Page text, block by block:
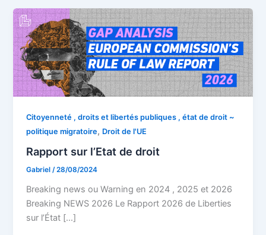
Citoyenneté , droits et libertés publiques , état de droit ~
politique migratoire, Droit de l'UE
Rapport sur l’Etat de droit
Gabriel/28/08/2024
Breaking news ou Warning en 2024 , 2025 et 2026
Breaking NEWS 2026 Le Rapport 2026 de Liberties
sur l’État […]